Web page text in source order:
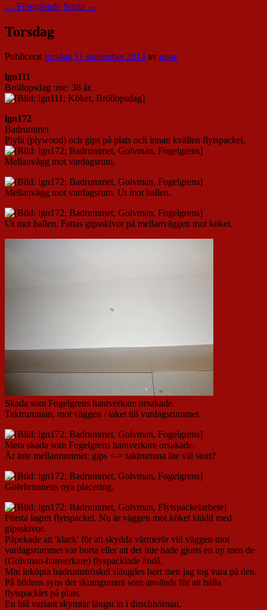
← Föregående Nästa →
Torsdag
Publicerattorsdag 11 september 2014 av nisse
lgn111
Bröllopsdag :me: 38 år.
lgn172
Badrummet
Plyfa (plywood) och gips på plats och innan kvällen flytspackel.
Mellanvägg mot vardagsrum.
Mellanvägg mot vardagsrum. Ut mot hallen.
Ut mot hallen. Fattas gipsskivor på mellanväggen mot köket.
Skada som Fogelgrens hantverkare orsakade.
Taktrumman, mot väggen / taket till vardagsrummet.
Mera skada som Fogelgrens hantverkare orsakade.
Är inte mellanrummet: gips <-> taktrumma lite väl stort?
Golvbrunnens nya placering.
Första lagret flytspackel. Nu är väggen mot köket klädd med
gipsskivor.
Påpekade att 'klack' för att skydda värmerör vid väggen mot
vardagsrummet var borta eller att det inte hade gjorts en ny men de
(Golvman-hanverkare) flyspacklade ändå.
Min inköpta badrumströskel slängdes bort men jag tog vara på den.
På bildens syns det skumgummi som används för att hålla
flytspacklet på plats.
En blå variant skymtar längst in i duschhörnan,